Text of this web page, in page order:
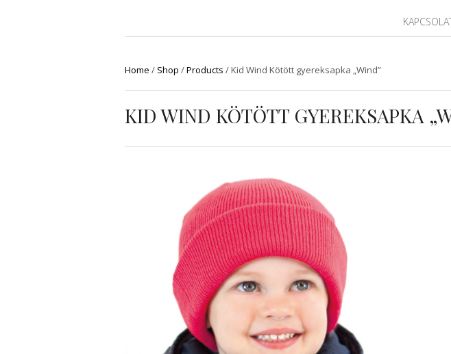
Home / Shop /Products /Kid Wind Kötött gyereksapka „Wind”
KID WIND KÖTÖTT GYEREKSAPKA